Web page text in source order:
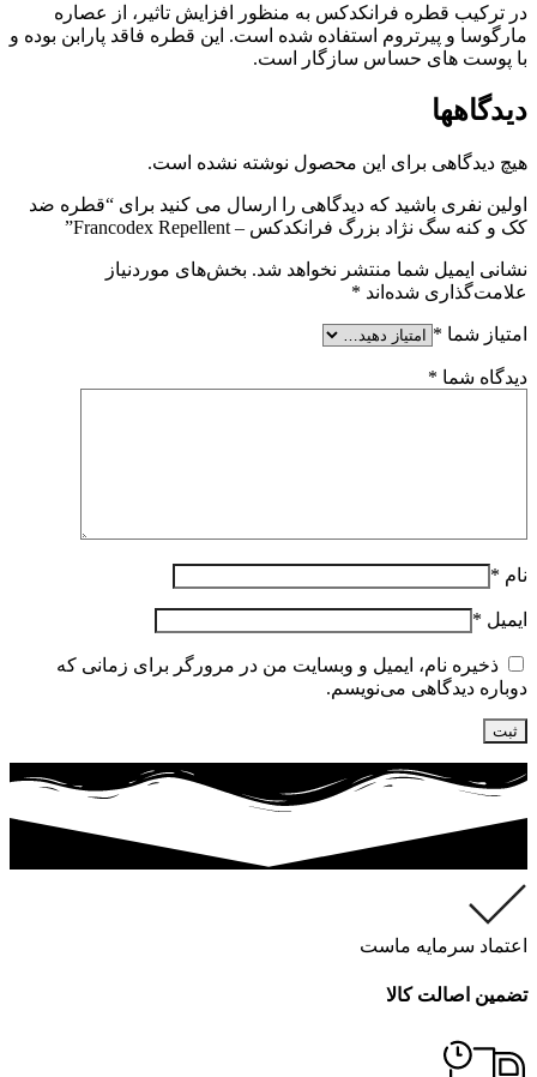
در ترکیب قطره فرانکدکس به منظور افزایش تاثیر، از عصاره
مارگوسا و پیرتروم استفاده شده است. این قطره فاقد پارابن بوده و
با پوست های حساس سازگار است.
دیدگاهها
هیچ دیدگاهی برای این محصول نوشته نشده است.
اولین نفری باشید که دیدگاهی را ارسال می کنید برای “قطره ضد
کک و کنه سگ نژاد بزرگ فرانکدکس – Francodex Repellent”
نشانی ایمیل شما منتشر نخواهد شد. بخش‌های موردنیاز
علامت‌گذاری شده‌اند *
امتیاز شما *
دیدگاه شما *
نام *
ایمیل *
ذخیره نام، ایمیل و وبسایت من در مرورگر برای زمانی که
دوباره دیدگاهی می‌نویسم.
اعتماد سرمایه ماست
تضمین اصالت کالا